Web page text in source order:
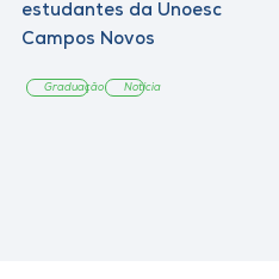
estudantes da Unoesc
Campos Novos
Graduação Notícia